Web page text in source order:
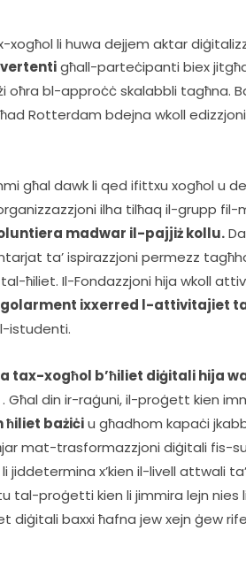
li huwa dejjem aktar
għall-parteċipanti biex
oħra bl-approċċ skalabbli tagħna.
Rotterdam bdejna wkoll edizzjoni
għal dawk li qed ifittxu xogħol u
ilha tilħaq il-grupp fil-
madwar il-pajjiż kollu.
ta’ ispirazzjoni permezz
ħiliet. Il-Fondazzjoni hija wkoll
ixxerred l-attivitajiet
istudenti.
tax-xogħol b’ħiliet diġitali hija
. Għal din ir-raġuni, il-proġett kien
ħiliet bażiċi u għadhom kapaċi
mat-trasformazzjoni diġitali fis-
jiddetermina x’kien il-livell attwali
proġetti kien li jimmira lejn nies
diġitali baxxi ħafna jew xejn ġew